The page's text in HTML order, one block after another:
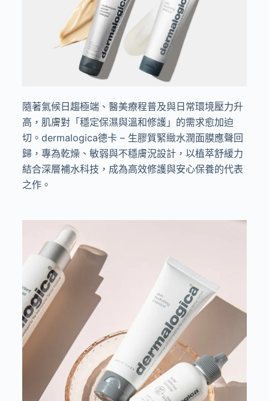
隨著氣候日趨極端、醫美療程普及與日常環境壓力升
高，肌膚對「穩定保濕與溫和修護」的需求愈加迫
切。dermalogica德卡 – 生膠質緊緻水潤面膜應聲回
歸，專為乾燥、敏弱與不穩膚況設計，以植萃舒緩力
結合深層補水科技，成為高效修護與安心保養的代表
之作。